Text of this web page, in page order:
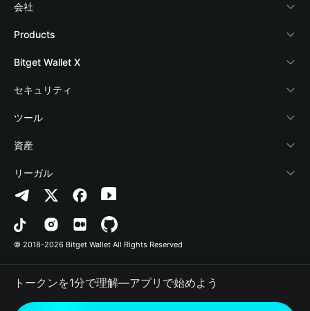
会社
Bitget Walletについて
ブログ
アカデミー
暗号資産ニュース
Help Center
お問い合わせ
ブランドリソース
キャリア
Products
Crypto Card
Stablecoin Earn
Payfi Crypto
Crypto Swap API
Altcoin Season Index
Prediction Markets
DApp
RWA
Bitget Wallet X
デベロッパー
ウォレットを接続
Bitget Wallet Pay
プロジェクトを掲載
セキュリティ
保護基金
セキュリティ技術
ツール
暗号資産を購入
認証検出
コントラクト検出
一括送金
資産
Arbitrum
Avalanche
Bitcoin
Polygon
リーガル
プライバシーポリシー
利用規約
© 2018-2026 Bitget Wallet All Rights Reserved
トークンを1分で理解―アプリで始めよう